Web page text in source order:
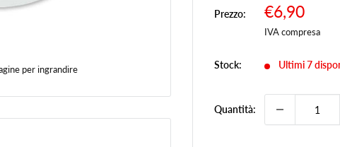
per ingrandire
Prezzo:
Prezzo
scontato
€6,90
IVA compresa
Stock: Ultimi 7
Quantità: